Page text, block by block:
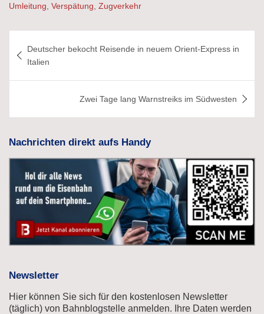
Umleitung Verspätung Zugverkehr
Deutscher bekocht Reisende in neuem Orient-Express in
Italien
Zwei Tage lang Warnstreiks im Südwesten
Nachrichten direkt aufs Handy
Newsletter
Hier können Sie sich für den kostenlosen Newsletter
(täglich) von Bahnblogstelle anmelden. Ihre Daten werden